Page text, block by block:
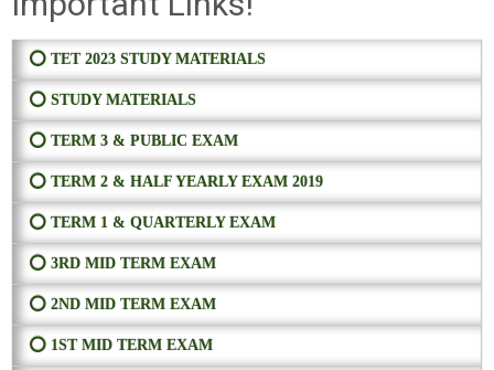
⭕ TET 2023 STUDY MATERIALS
⭕ STUDY MATERIALS
⭕ TERM 3 & PUBLIC EXAM
⭕ TERM 2 & HALF YEARLY EXAM 2019
⭕ TERM 1 & QUARTERLY EXAM
⭕ 3RD MID TERM EXAM
⭕ 2ND MID TERM EXAM
⭕ 1ST MID TERM EXAM